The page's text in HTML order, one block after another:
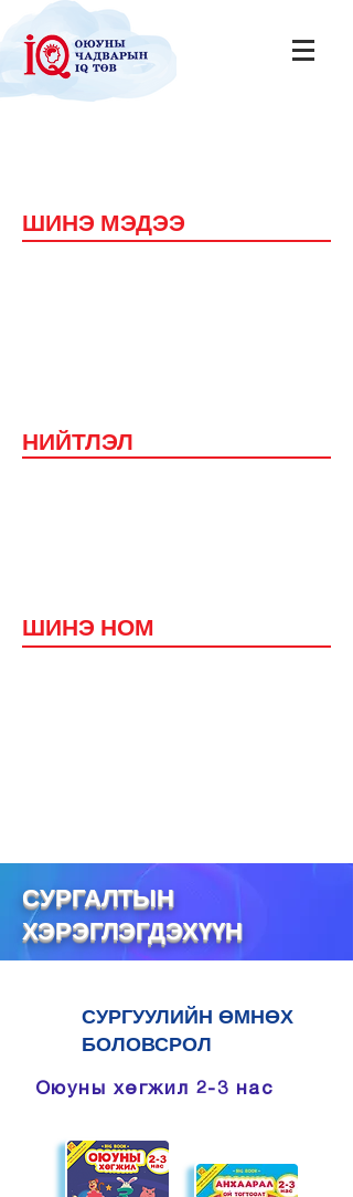
ШИНЭ МЭДЭЭ
НИЙТЛЭЛ
ШИНЭ НОМ
СУРГАЛТЫН
ХЭРЭГЛЭГДЭХҮҮН
СУРГУУЛИЙН ӨМНӨХ
БОЛОВСРОЛ
Оюуны хөгжил 2-3 нас